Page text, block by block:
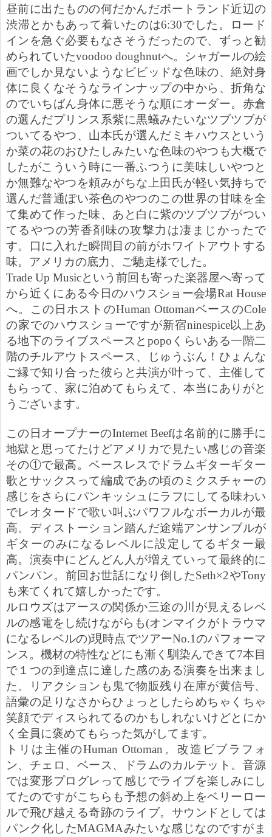
昼前に出たものの何だかんだポートランド近辺の
渋滞とかもあって着いたのは6:30でした。ロード
インを急ぐ必要もなさそうだったので、ずっと勧
められていたvoodoo doughnutへ。シャガールの絵
画でしか見ないようなビビッドな色味の、絶対身
体に良くなそうなラインナップの中から、折角な
のでいちばん身体に悪そうな順にオーダー。赤倉
の選んだプリンス系紫に黒蟻みたいなツブツブが
ついてるやつ、山本氏が選んだミキハウスという
か菜の花のおひたしみたいな色味のやつも大概で
したがこういう時に一番ふつうに美味しいやつと
か無難なやつを頼みがちな上田氏が軽い気持ちで
選んだ普通ぽい茶色のやつのこの世界の甘味を全
て集めて作った味、あと白に紫のツブツブがつい
てるやつの芳香剤味の攻撃力は凄まじかったで
す。口に入れた瞬間目の前がホワイトアウトする
味。アメリカの底力、ご馳走様でした。
Trade Up Musicという前回も寄った楽器屋へ寄って
から近くにある今日のハウスショー会場Rat House
へ。この日ホストのHuman OttomanベースのCole
の家でのハウスショーですが新宿ninespice以上あ
る地下のライブスペースと popo くらいある一階二
階のチルアウトスペース、じゅうぶん！ひょんな
ご縁で知り合った彼らと共演が叶って、主催して
もらって、家に泊めてもらえて、本当にありがと
うございます。
この日オープナーのInternet Beefは名前的に勝手に
地獄と思ってたけどアメリカで見たい感じの音楽
その①で最高。ベースレスでドラムギターギター
歌とサックスって編成であの頃のミクスチャーの
感じをさらにパンキッシュにラフにしてる味わい
でレオタードで歌い叫ぶパワフルなボーカルが最
高。ディストーション踏んだ途端アンサンブルが
ギターのみになるレベルに設定してるギター最
高。演奏中にどんどん人が増えていって最終的に
パンパン。前回お世話になり倒したSeth×2やTony
も来てくれて嬉しかったです。
ルロウズはアースの関係か三途の川が見えるレベ
ルの感電をし続けながらも(オンマイクがトラウマ
になるレベルの)現時点でツアーNo.1のパフォーマ
ンス。機材の特性などにも漸く馴染んできて7本目
で１つの到達点に達した感のある演奏を出来まし
た。リアクションも鬼で物販残り在庫が黄信号、
語彙の足りなさからひょっとしたらめちゃくちゃ
笑顔でディスられてるのかもしれないけどとにか
く全員に褒めてもらった気がしてます。
トリは主催のHuman Ottoman 。改造ビブラフォ
ン、チェロ、ベース、ドラムのカルテット。音源
では変形プログレって感じでライブを楽しみにし
てたのですがこちらも予想の斜め上をベリーロー
ルで飛び越える奇跡のライブ。サウンドとしては
パンク化したMAGMAみたいな感じなのですがま